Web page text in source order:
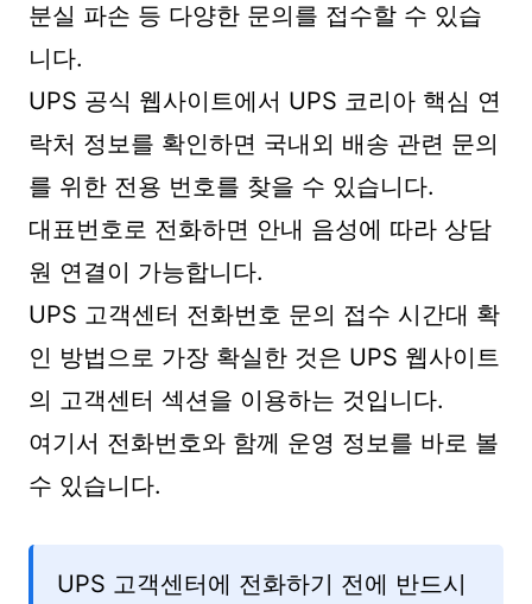
분실 파손 등 다양한 문의를 접수할 수 있습
니다.
UPS 공식 웹사이트에서 UPS 코리아 핵심 연
락처 정보를 확인하면 국내외 배송 관련 문의
를 위한 전용 번호를 찾을 수 있습니다.
대표번호로 전화하면 안내 음성에 따라 상담
원 연결이 가능합니다.
UPS 고객센터 전화번호 문의 접수 시간대 확
인 방법으로 가장 확실한 것은 UPS 웹사이트
의 고객센터 섹션을 이용하는 것입니다.
여기서 전화번호와 함께 운영 정보를 바로 볼
수 있습니다.
UPS 고객센터에 전화하기 전에 반드시